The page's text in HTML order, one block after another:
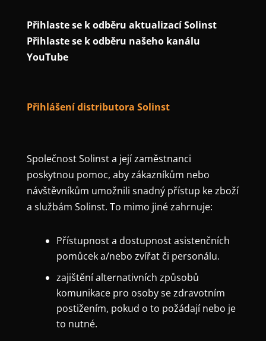
Přihlaste se k odběru aktualizací Solinst
Přihlaste se k odběru našeho kanálu
YouTube
Přihlášení distributora Solinst
Společnost Solinst a její zaměstnanci
poskytnou pomoc, aby zákazníkům nebo
návštěvníkům umožnili snadný přístup ke zboží
a službám Solinst. To mimo jiné zahrnuje:
Přístupnost a dostupnost asistenčních
pomůcek a/nebo zvířat či personálu.
zajištění alternativních způsobů
komunikace pro osoby se zdravotním
postižením, pokud o to požádají nebo je
to nutné.